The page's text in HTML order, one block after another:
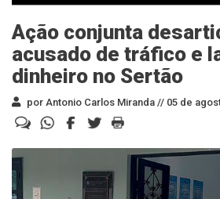
Ação conjunta
acusado de tráfico e
dinheiro no Sertão
por Antonio Carlos Miranda // 05 de